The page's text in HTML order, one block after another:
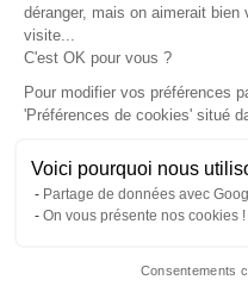
déranger, mais on aimerait
visite...
C'est OK pour vous ?
Pour modifier vos préférences
'Préférences de cookies' situé
Voici pourquoi nous
Partage de données avec
On vous présente nos cookies !
Consentements
05 47 50 55
Besoin d'aide ?
À propos de nous
Retrouvez-nous
pays de résidence. L’abus d’alcool